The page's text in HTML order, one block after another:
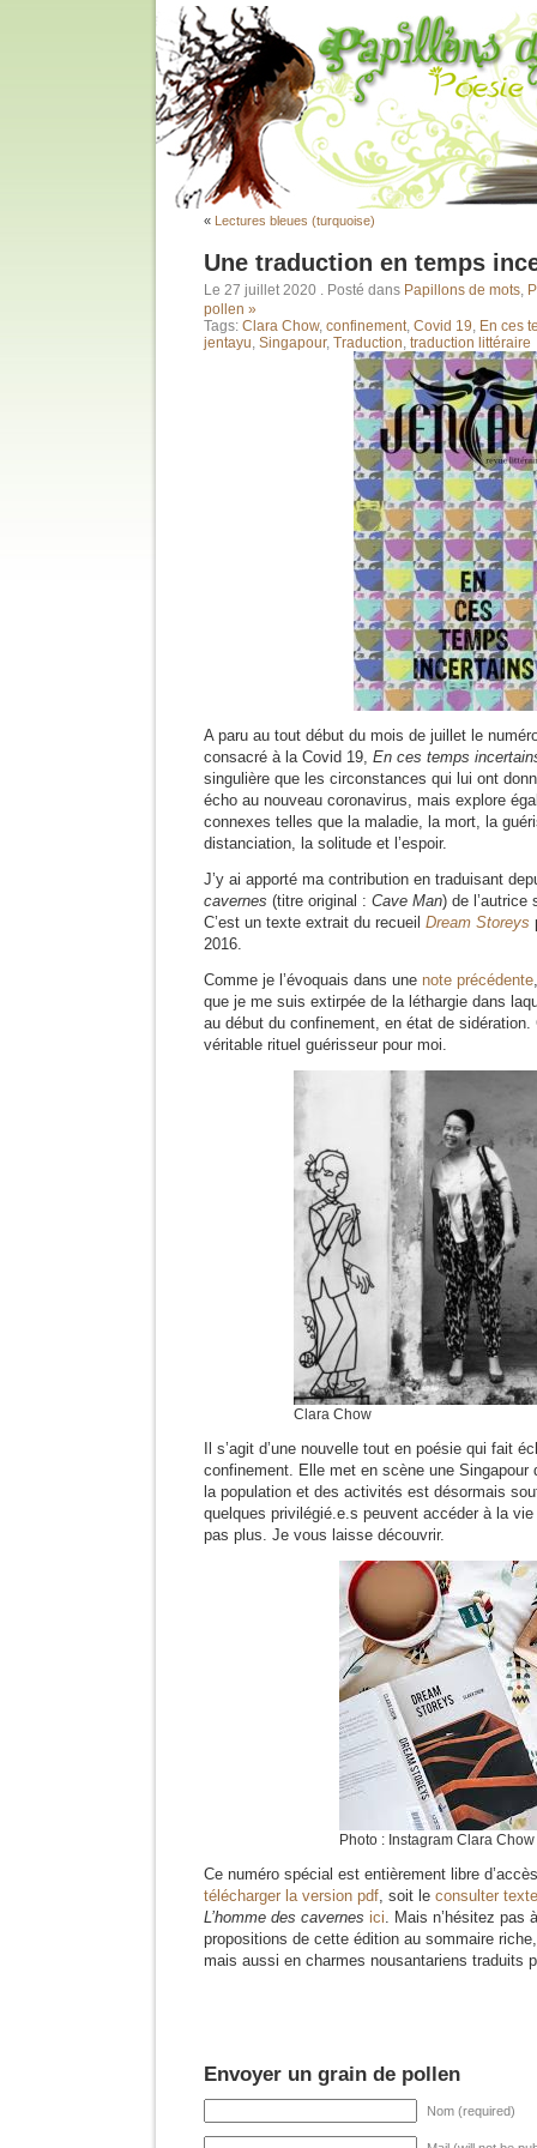
« Lectures bleues (turquoise)
Une traduction en temps
Le 27 juillet 2020 . Posté dans Papillons de mots,
pollen »
Tags: Clara Chow, confinement, Covid 19, En ces
jentayu, Singapour, Traduction, traduction littéraire
A paru au tout début du mois de juillet le
consacré à la Covid 19, En ces temps
singulière que les circonstances qui lui ont
écho au nouveau coronavirus, mais explore
connexes telles que la maladie, la mort, la
distanciation, la solitude et l’espoir.
J’y ai apporté ma contribution en traduisant
cavernes (titre original : Cave Man) de l’autrice
C’est un texte extrait du recueil Dream Storeys
2016.
Comme je l’évoquais dans une note précédente
que je me suis extirpée de la léthargie dans
au début du confinement, en état de
véritable rituel guérisseur pour moi.
Clara Chow
Il s’agit d’une nouvelle tout en poésie qui fait
confinement. Elle met en scène une Singapour
la population et des activités est désormais
quelques privilégié.e.s peuvent accéder à la
pas plus. Je vous laisse découvrir.
Photo : Instagram Clara Chow
Ce numéro spécial est entièrement libre
télécharger la version pdf, soit le consulter
L’homme des cavernes ici. Mais n’hésitez pas
propositions de cette édition au sommaire
mais aussi en charmes nousantariens traduits
Envoyer un grain de pollen
Nom (required)